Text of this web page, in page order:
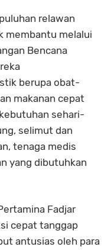
relawan
membantu melalui
Bencana
berupa obat-
makanan cepat
sehari-
selimut dan
tenaga medis
yang dibutuhkan
Fadjar
cepat tanggap
antusias oleh para